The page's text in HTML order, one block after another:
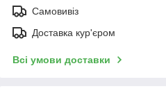
Самовивіз
Доставка кур'єром
Всі умови доставки